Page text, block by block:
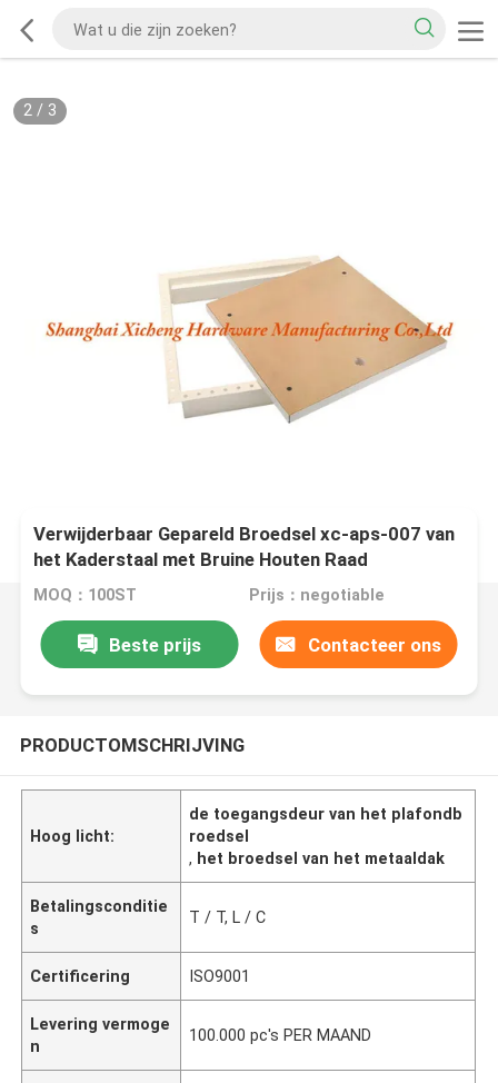
2/ 3
Verwijderbaar Gepareld Broedsel xc-aps-007 van
het Kaderstaal met Bruine Houten Raad
MOQ：100ST Prijs：negotiable
Beste prijs Contacteer ons
PRODUCTOMSCHRIJVING
Hoog licht:
de toegangsdeur van het plafondb
roedsel
, het broedsel van het metaaldak
Betalingsconditie
s
T / T, L / C
Certificering ISO9001
Levering vermoge
n
100.000 pc's PER MAAND